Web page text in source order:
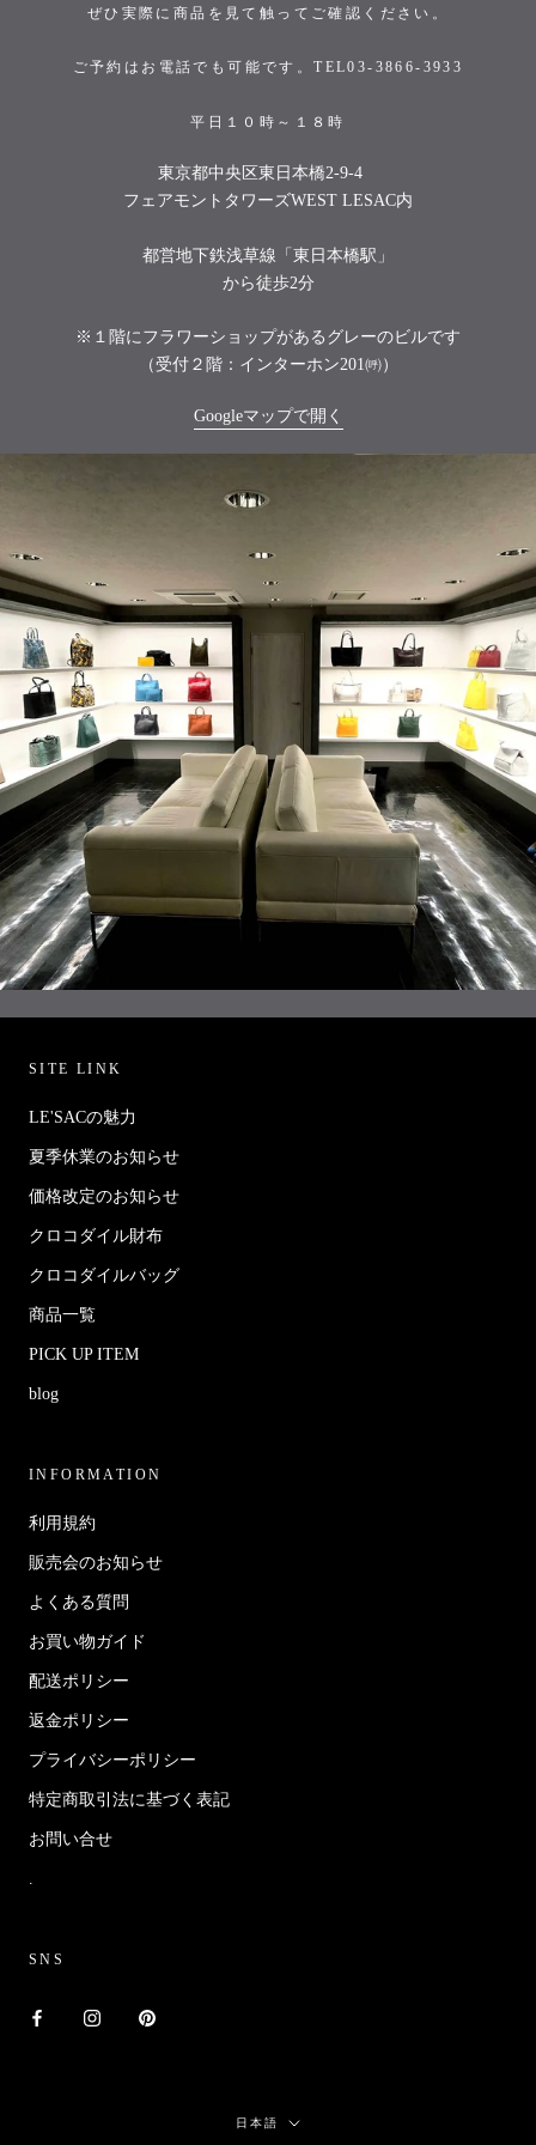
ぜひ実際に商品を見て触ってご確認ください。
ご予約はお電話でも可能です。TEL03-3866-3933
平日１０時～１８時
東京都中央区東日本橋2-9-4
フェアモントタワーズWEST LESAC内
都営地下鉄浅草線「東日本橋駅」
から徒歩2分
※１階にフラワーショップがあるグレーのビルです
（受付２階：インターホン201㈺）
Googleマップで開く
SITE LINK
LE'SACの魅力
夏季休業のお知らせ
価格改定のお知らせ
クロコダイル財布
クロコダイルバッグ
商品一覧
PICK UP ITEM
blog
INFORMATION
利用規約
販売会のお知らせ
よくある質問
お買い物ガイド
配送ポリシー
返金ポリシー
プライバシーポリシー
特定商取引法に基づく表記
お問い合せ
.
SNS
言
日本語